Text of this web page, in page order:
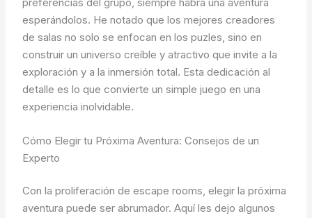
esperándolos. He notado que los mejores creadores
de salas no solo se enfocan en los puzles, sino en
construir un universo creíble y atractivo que invite a la
exploración y a la inmersión total. Esta dedicación al
detalle es lo que convierte un simple juego en una
experiencia inolvidable.
Cómo Elegir tu Próxima Aventura: Consejos de un
Experto
Con la proliferación de escape rooms, elegir la próxima
aventura puede ser abrumador. Aquí les dejo algunos